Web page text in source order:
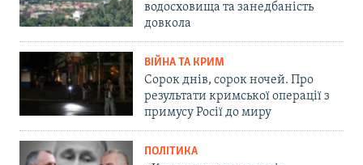
водосховища та занедбаність
довкола
ВІЙНА ТА КРИМ
Сорок днів, сорок ночей. Про
результати кримської операції з
примусу Росії до миру
ПОЛІТИКА